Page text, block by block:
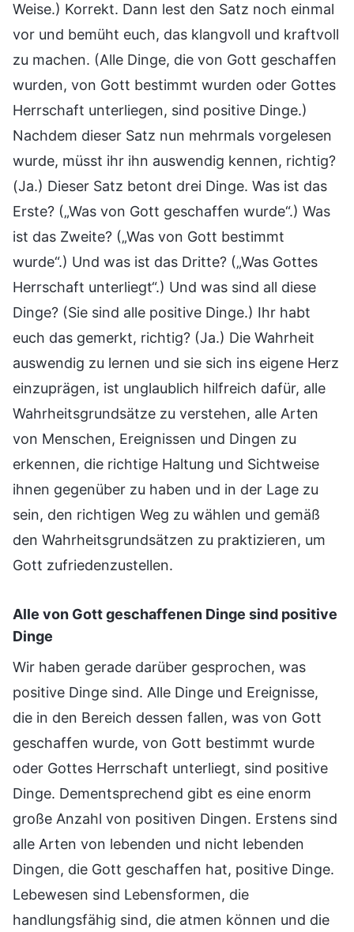
Weise.) Korrekt. Dann lest den Satz noch einmal
vor und bemüht euch, das klangvoll und kraftvoll
zu machen. (Alle Dinge, die von Gott geschaffen
wurden, von Gott bestimmt wurden oder Gottes
Herrschaft unterliegen, sind positive Dinge.)
Nachdem dieser Satz nun mehrmals vorgelesen
wurde, müsst ihr ihn auswendig kennen, richtig?
(Ja.) Dieser Satz betont drei Dinge. Was ist das
Erste? („Was von Gott geschaffen wurde“.) Was
ist das Zweite? („Was von Gott bestimmt
wurde“.) Und was ist das Dritte? („Was Gottes
Herrschaft unterliegt“.) Und was sind all diese
Dinge? (Sie sind alle positive Dinge.) Ihr habt
euch das gemerkt, richtig? (Ja.) Die Wahrheit
auswendig zu lernen und sie sich ins eigene Herz
einzuprägen, ist unglaublich hilfreich dafür, alle
Wahrheitsgrundsätze zu verstehen, alle Arten
von Menschen, Ereignissen und Dingen zu
erkennen, die richtige Haltung und Sichtweise
ihnen gegenüber zu haben und in der Lage zu
sein, den richtigen Weg zu wählen und gemäß
den Wahrheitsgrundsätzen zu praktizieren, um
Gott zufriedenzustellen.
Alle von Gott geschaffenen Dinge sind positive
Dinge
Wir haben gerade darüber gesprochen, was
positive Dinge sind. Alle Dinge und Ereignisse,
die in den Bereich dessen fallen, was von Gott
geschaffen wurde, von Gott bestimmt wurde
oder Gottes Herrschaft unterliegt, sind positive
Dinge. Dementsprechend gibt es eine enorm
große Anzahl von positiven Dingen. Erstens sind
alle Arten von lebenden und nicht lebenden
Dingen, die Gott geschaffen hat, positive Dinge.
Lebewesen sind Lebensformen, die
handlungsfähig sind, die atmen können und die